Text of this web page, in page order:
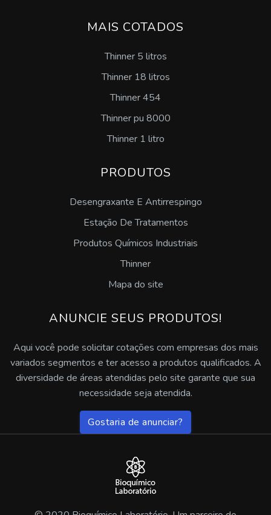
Onde encontrar antirrespingo de solda em sp
Preço de antirrespingo de solda
Antirrespingo de solda anticorrosivo
Antirrespingo de solda em pasta concentrado
Comprar antirrespingo de solda liquido
Empresa de antirrespingo de solda liquido
Fabricante de antirrespingo de solda em pasta
Preço de antirrespingo de solda em pasta
Antirrespingo de solda liquido e anticorrosivo
Antirrespingo de solda em pasta atóxico
Antirrespingo de solda
Antirrespingo de solda a base de água
Desengraxante neutro
Desengraxante para alumínio
Desengraxante
MAIS COTADOS
Thinner 5 litros
Thinner 18 litros
Thinner 454
Thinner pu 8000
Thinner 1 litro
PRODUTOS
Desengraxante E Antirrespingo
Estação De Tratamentos
Produtos Químicos Industriais
Thinner
Mapa do site
ANUNCIE SEUS PRODUTOS!
Aqui você pode solicitar cotações com empresas dos mais
variados segmentos e ter acesso a produtos qualificados. A
diversidade de áreas atendidas pelo site garante que sua
necessidade seja atendida.
Gostaria de anunciar?